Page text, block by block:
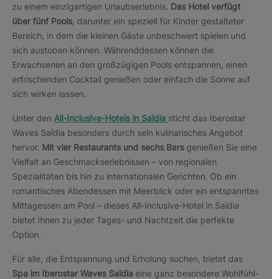
zu einem einzigartigen Urlaubserlebnis. Das Hotel verfügt
über fünf Pools , darunter ein speziell für Kinder gestalteter
Bereich, in dem die kleinen Gäste unbeschwert spielen und
sich austoben können. Währenddessen können die
Erwachsenen an den großzügigen Pools entspannen, einen
erfrischenden Cocktail genießen oder einfach die Sonne auf
sich wirken lassen.
Unter den All-Inclusive-Hotels in Saïdia sticht das Iberostar
Waves Saïdia besonders durch sein kulinarisches Angebot
hervor. Mit vier Restaurants und sechs Bars genießen Sie eine
Vielfalt an Geschmackserlebnissen – von regionalen
Spezialitäten bis hin zu internationalen Gerichten. Ob ein
romantisches Abendessen mit Meerblick oder ein entspanntes
Mittagessen am Pool – dieses All-Inclusive-Hotel in Saïdia
bietet Ihnen zu jeder Tages- und Nachtzeit die perfekte
Option.
Für alle, die Entspannung und Erholung suchen, bietet das
Spa im Iberostar Waves Saïdia eine ganz besondere Wohlfühl-